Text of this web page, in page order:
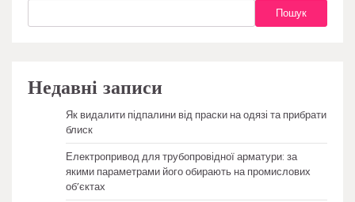
Пошук
Недавні записи
Як видалити підпалини від праски на одязі та прибрати
блиск
Електропривод для трубопровідної арматури: за
якими параметрами його обирають на промислових
об’єктах